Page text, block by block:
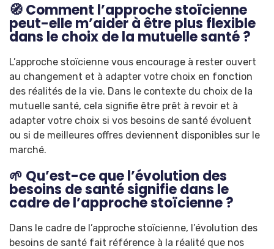
🧭 Comment l’approche stoïcienne
peut-elle m’aider à être plus flexible
dans le choix de la mutuelle santé ?
L’approche stoïcienne vous encourage à rester ouvert
au changement et à adapter votre choix en fonction
des réalités de la vie. Dans le contexte du choix de la
mutuelle santé, cela signifie être prêt à revoir et à
adapter votre choix si vos besoins de santé évoluent
ou si de meilleures offres deviennent disponibles sur le
marché.
🌱 Qu’est-ce que l’évolution des
besoins de santé signifie dans le
cadre de l’approche stoïcienne ?
Dans le cadre de l’approche stoïcienne, l’évolution des
besoins de santé fait référence à la réalité que nos